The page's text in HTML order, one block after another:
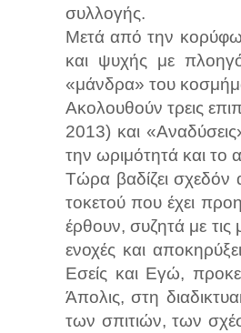
συλλογής.
Μετά από την
και ψυχής με
«μάνδρα» του
Ακολουθούν τρεις
2013) και
την ωριμότητά και το
Τώρα βαδίζει σχεδόν
τοκετού που έχει
έρθουν, συζητά με
ενοχές και
Εσείς και Εγώ,
Άπολις, στη
των σπιτιών, των